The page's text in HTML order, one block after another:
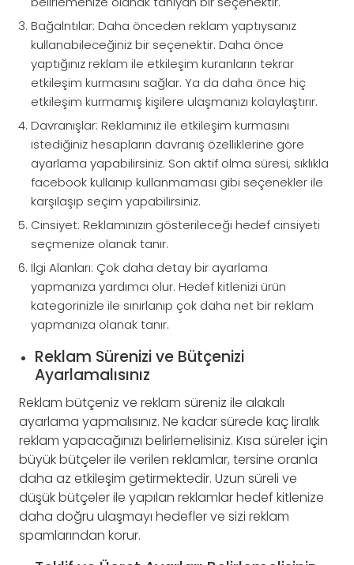
Bağalntılar: Daha önceden reklam yaptıysanız
kullanabileceğiniz bir seçenektir. Daha önce
yaptığınız reklam ile etkileşim kuranların tekrar
etkileşim kurmasını sağlar. Ya da daha önce hiç
etkileşim kurmamış kişilere ulaşmanızı kolaylaştırır.
Davranışlar: Reklamınız ile etkileşim kurmasını
istediğiniz hesapların davranış özelliklerine göre
ayarlama yapabilirsiniz. Son aktif olma süresi, sıklıkla
facebook kullanıp kullanmaması gibi seçenekler ile
karşılaşıp seçim yapabilirsiniz.
Cinsiyet: Reklamınızın gösterileceği hedef cinsiyeti
seçmenize olanak tanır.
İlgi Alanları: Çok daha detay bir ayarlama
yapmanıza yardımcı olur. Hedef kitlenizi ürün
kategorinizle ile sınırlanıp çok daha net bir reklam
yapmanıza olanak tanır.
Reklam Sürenizi ve Bütçenizi
Ayarlamalısınız
Reklam bütçeniz ve reklam süreniz ile alakalı
ayarlama yapmalısınız. Ne kadar sürede kaç liralık
reklam yapacağınızı belirlemelisiniz. Kısa süreler için
büyük bütçeler ile verilen reklamlar, tersine oranla
daha az etkileşim getirmektedir. Uzun süreli ve
düşük bütçeler ile yapılan reklamlar hedef kitlenize
daha doğru ulaşmayı hedefler ve sizi reklam
spamlarından korur.